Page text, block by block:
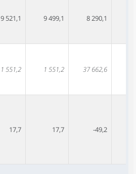
9 521,1 9 499,1 8 290,1
1 551,2 1 551,2 37 662,6
17,7 17,7 -49,2